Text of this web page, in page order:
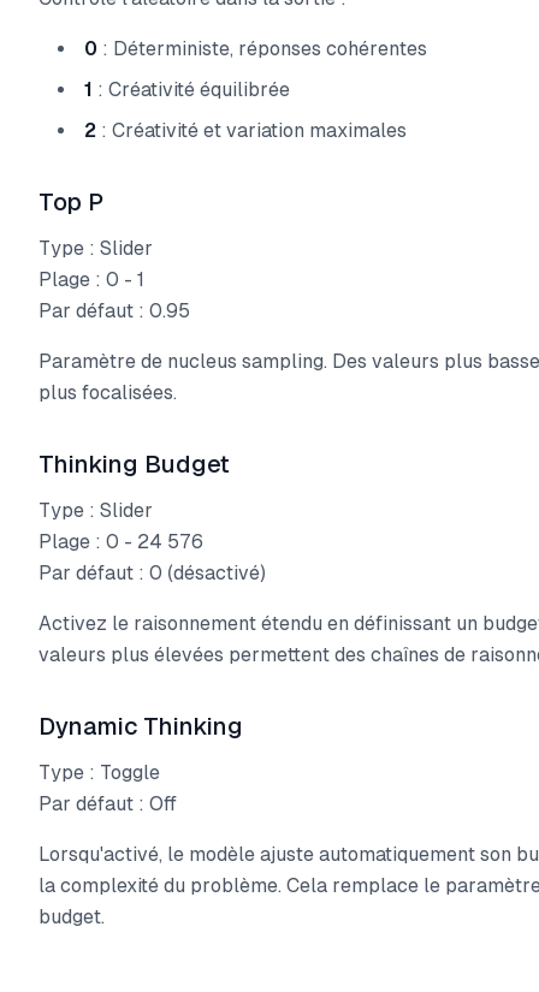
0 : Déterministe, réponses cohérentes
1 : Créativité équilibrée
2 : Créativité et variation maximales
Top P
Type : Slider
Plage : 0 - 1
Par défaut : 0.95
Paramètre de nucleus sampling. Des valeurs plus
plus focalisées.
Thinking Budget
Type : Slider
Plage : 0 - 24 576
Par défaut : 0 (désactivé)
Activez le raisonnement étendu en définissant un
valeurs plus élevées permettent des chaînes de
Dynamic Thinking
Type : Toggle
Par défaut : Off
Lorsqu'activé, le modèle ajuste automatiquement son
la complexité du problème. Cela remplace le
budget.